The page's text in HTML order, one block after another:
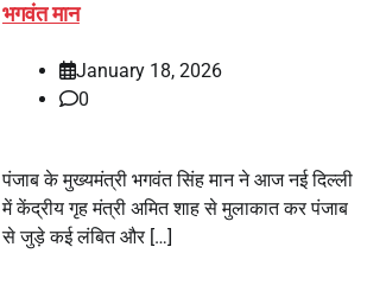
भगवंत मान
January 18, 2026
0
पंजाब के मुख्यमंत्री भगवंत सिंह मान ने आज नई दिल्ली
में केंद्रीय गृह मंत्री अमित शाह से मुलाकात कर पंजाब
से जुड़े कई लंबित और […]